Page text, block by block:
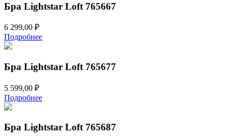
Бра Lightstar Loft 765667
6 299,00 ₽
Подробнее
Бра Lightstar Loft 765677
5 599,00 ₽
Подробнее
Бра Lightstar Loft 765687